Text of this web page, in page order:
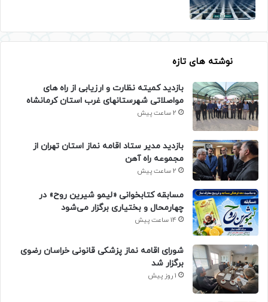
نوشته های تازه
بازدید کمیته نظارت و ارزیابی از راه های
مواصلاتی شهرستانهای غرب استان کرمانشاه
2 ساعت پیش
بازدید مدیر ستاد اقامه نماز استان تهران از
مجموعه راه آهن
2 ساعت پیش
مسابقه کتابخوانی «لیمو شیرین روح» در
چهارمحال و بختیاری برگزار می‌شود
14 ساعت پیش
شورای اقامه نماز پزشکی قانونی خراسان رضوی
برگزار شد
1 روز پیش